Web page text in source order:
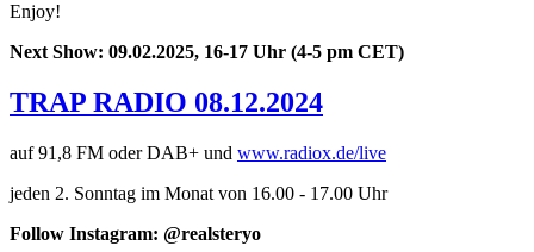
Enjoy!
Next Show: 09.02.2025, 16-17 Uhr (4-5 pm CET)
TRAP RADIO 08.12.2024
auf 91,8 FM oder DAB+ und www.radiox.de/live
jeden 2. Sonntag im Monat von 16.00 - 17.00 Uhr
Follow Instagram: @realsteryo